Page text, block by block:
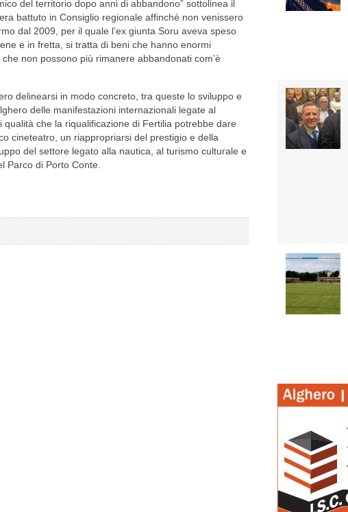
del territorio dopo anni di abbandono” sottolinea il
battuto in Consiglio regionale affinché non venissero
dal 2009, per il quale l’ex giunta Soru aveva speso
e in fretta, si tratta di beni che hanno enormi
non possono più rimanere abbandonati com’è
delinearsi in modo concreto, tra queste lo sviluppo e
delle manifestazioni internazionali legate al
che la riqualificazione di Fertilia potrebbe dare
cineteatro, un riappropriarsi del prestigio e della
del settore legato alla nautica, al turismo culturale e
Parco di Porto Conte.